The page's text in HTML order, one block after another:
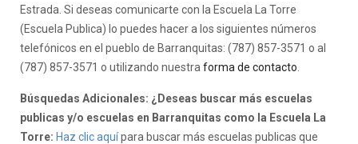
Estrada. Si deseas comunicarte con la Escuela La Torre
(Escuela Publica) lo puedes hacer a los siguientes números
telefónicos en el pueblo de Barranquitas: (787) 857-3571 o al
(787) 857-3571 o utilizando nuestra forma de contacto
Búsquedas Adicionales: ¿Deseas buscar más escuelas
publicas y/o escuelas en Barranquitas como la Escuela La
Torre: Haz clic aquípara buscar más escuelas publicas que